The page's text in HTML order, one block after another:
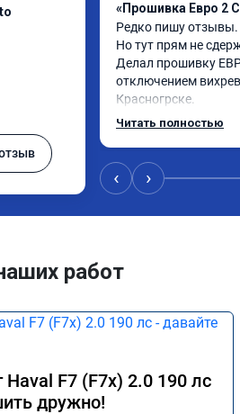
«Прошивка Евро 2
Редко пишу отзывы.
Но тут прям не
Делал прошивку
отключением
Красногрске.
Все прошло
удаления вихревых
режиме,но и до
Читать полностью
‹ ›
работ
F7 (F7x) 2.0 190 лс
дружно!